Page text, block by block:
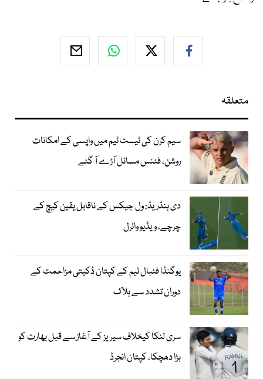
متعلقہ
سیم کرن کی ٹیسٹ ٹیم میں واپسی کے امکانات
روشن، فٹنس مسائل آڑے آ گئے
دی ہنڈریڈ: ول جیکس کے ناقابل یقین کیچ کے
چرچے، ویڈیو وائرل
یوگنڈا فٹبال ٹیم کے کپتان ڈکیتی مزاحمت کے
دوران تشدد سے ہلاک
سری لنکا کیخلاف سیریز کے آغاز سے قبل بھارت کو
بڑا دھچکا، کپتان انجرڈ